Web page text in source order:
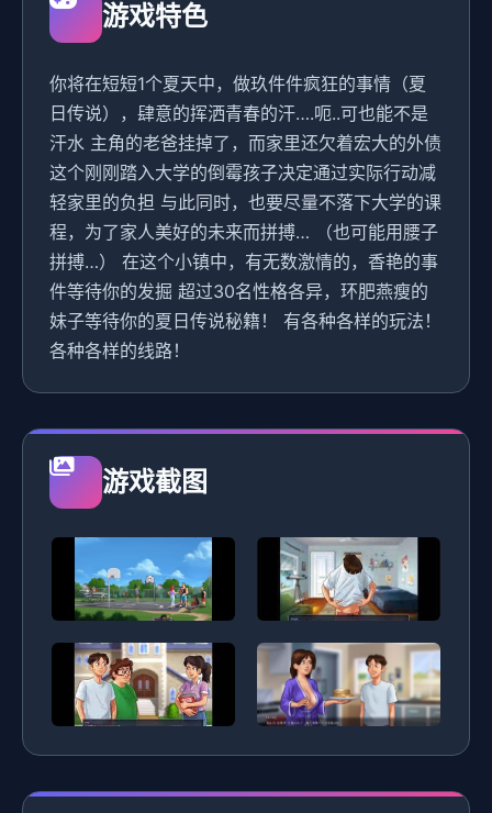
游戏特色
你将在短短1个夏天中，做玖件件疯狂的事情（夏
日传说），肆意的挥洒青春的汗….呃..可也能不是
汗水 主角的老爸挂掉了，而家里还欠着宏大的外债
这个刚刚踏入大学的倒霉孩子决定通过实际行动减
轻家里的负担 与此同时，也要尽量不落下大学的课
程，为了家人美好的未来而拼搏… （也可能用腰子
拼搏…） 在这个小镇中，有无数激情的，香艳的事
件等待你的发掘 超过30名性格各异，环肥燕瘦的
妹子等待你的夏日传说秘籍！ 有各种各样的玩法！
各种各样的线路！
游戏截图